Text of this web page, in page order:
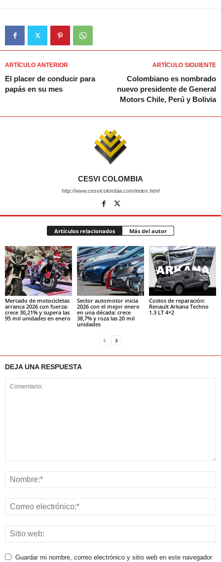
ARTÍCULO ANTERIOR
El placer de conducir para
papás en su mes
ARTÍCULO SIGUIENTE
Colombiano es nombrado
nuevo presidente de General
Motors Chile, Perú y Bolivia
CESVI COLOMBIA
http://www.cesvicolombia.com/index.html
Artículos relacionados Más del autor
Mercado de motocicletas
arranca 2026 con fuerza:
crece 30,21% y supera las
95 mil unidades en enero
Sector automotor inicia
2026 con el mejor enero
en una década: crece
38,7% y roza las 20 mil
unidades
Costos de reparación:
Renault Arkana Techno
1.3 LT 4×2
DEJA UNA RESPUESTA
Guardar mi nombre, correo electrónico y sitio web en este navegador